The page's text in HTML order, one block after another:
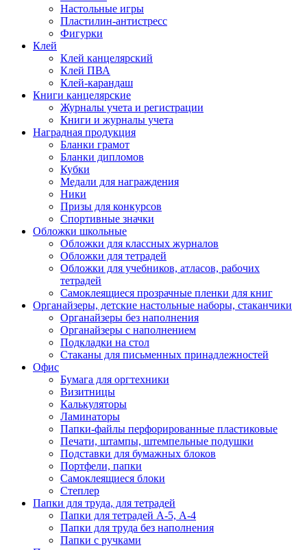
Настольные игры
Пластилин-антистресс
Фигурки
Клей
Клей канцелярский
Клей ПВА
Клей-карандаш
Книги канцелярские
Журналы учета и регистрации
Книги и журналы учета
Наградная продукция
Бланки грамот
Бланки дипломов
Кубки
Медали для награждения
Ники
Призы для конкурсов
Спортивные значки
Обложки школьные
Обложки для классных журналов
Обложки для тетрадей
Обложки для учебников, атласов, рабочих
тетрадей
Самоклеящиеся прозрачные пленки для книг
Органайзеры, детские настольные наборы, стаканчики
Органайзеры без наполнения
Органайзеры с наполнением
Подкладки на стол
Стаканы для письменных принадлежностей
Офис
Бумага для оргтехники
Визитницы
Калькуляторы
Ламинаторы
Папки-файлы перфорированные пластиковые
Печати, штампы, штемпельные подушки
Подставки для бумажных блоков
Портфели, папки
Самоклеящиеся блоки
Степлер
Папки для труда, для тетрадей
Папки для тетрадей А-5, А-4
Папки для труда без наполнения
Папки с ручками